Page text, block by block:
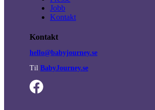
Jobb
Kontakt
Kontakt
hello@babyjourney.se
Til BabyJourney.se